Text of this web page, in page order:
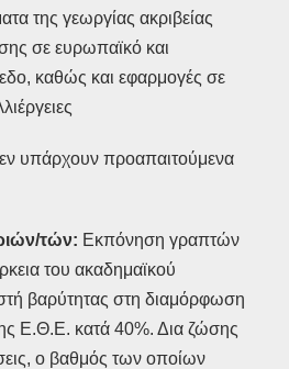
της γεωργίας ακριβείας
σε ευρωπαϊκό και
καθώς και εφαρμογές σε
υπάρχουν προαπαιτούμενα
τών: Εκπόνηση γραπτών
του ακαδημαϊκού
βαρύτητας στη διαμόρφωση
Ε.Θ.Ε. κατά 40%. Δια ζώσης
ο βαθμός των οποίων